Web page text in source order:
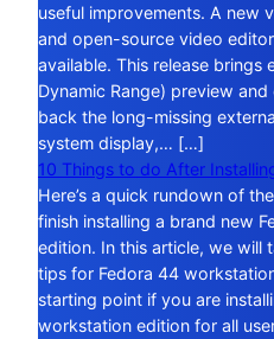
useful improvements. A new
and open-source video
available. This release brings
Dynamic Range) preview
back the long-missing
system display,… […]
10 Things to do After
Here’s a quick rundown of
finish installing a brand new
edition. In this article, we will
tips for Fedora 44
starting point if you are
workstation edition for all